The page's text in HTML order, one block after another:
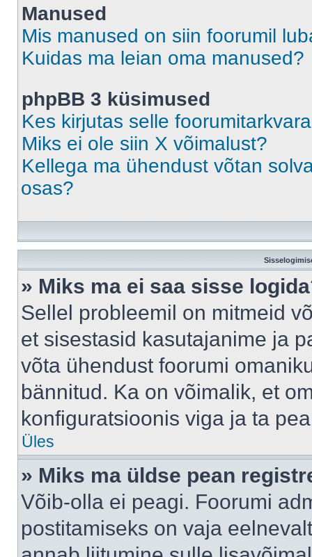
Manused
Mis manused on siin foorumil
Kuidas ma leian oma manused?
phpBB 3 küsimused
Kes kirjutas selle
Miks ei ole siin X võimalust?
Kellega ma ühendust võtan
osas?
» Miks ma ei saa sisse
Sellel probleemil on mitmeid
et sisestasid kasutajanime ja
võta ühendust foorumi
bännitud. Ka on võimalik, et
konfiguratsioonis viga ja ta
Üles
» Miks ma üldse pean
Võib-olla ei peagi. Foorumi
postitamiseks on vaja